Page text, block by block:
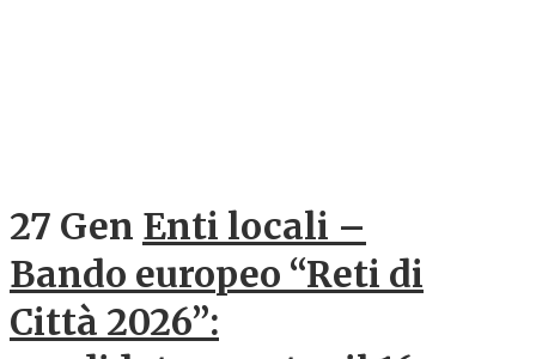
27 Gen Enti locali –
Bando europeo “Reti di
Città 2026”: